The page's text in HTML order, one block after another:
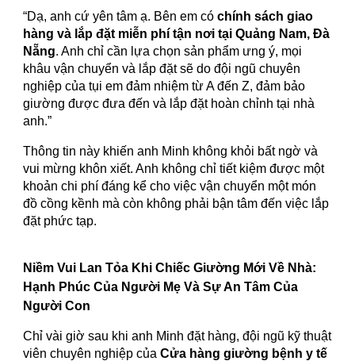
“Dạ, anh cứ yên tâm ạ. Bên em cóchính sách giao
hàng và lắp đặt miễn phí tận nơi tại Quảng Nam, Đà
Nẵng. Anh chỉ cần lựa chọn sản phẩm ưng ý, mọi
khâu vận chuyển và lắp đặt sẽ do đội ngũ chuyên
nghiệp của tụi em đảm nhiệm từ A đến Z, đảm bảo
giường được đưa đến và lắp đặt hoàn chỉnh tại nhà
anh.”
Thông tin này khiến anh Minh không khỏi bất ngờ và
vui mừng khôn xiết. Anh không chỉ tiết kiệm được một
khoản chi phí đáng kể cho việc vận chuyển một món
đồ cồng kềnh mà còn không phải bận tâm đến việc lắp
đặt phức tạp.
Niềm Vui Lan Tỏa Khi Chiếc Giường Mới Về Nhà:
Hạnh Phúc Của Người Mẹ Và Sự An Tâm Của
Người Con
Chỉ vài giờ sau khi anh Minh đặt hàng, đội ngũ kỹ thuật
viên chuyên nghiệp củaCửa hàng giường bệnh y tế